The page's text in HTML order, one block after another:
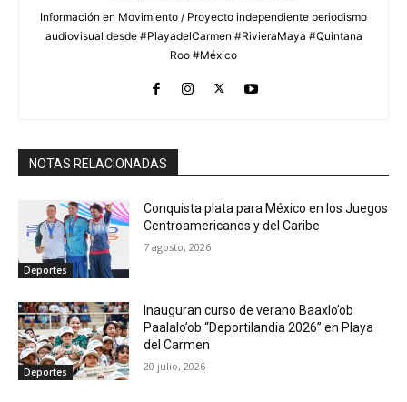
Información en Movimiento / Proyecto independiente periodismo
audiovisual desde #PlayadelCarmen #RivieraMaya #Quintana
Roo #México
NOTAS RELACIONADAS
Deportes
Conquista plata para México en los Juegos
Centroamericanos y del Caribe
7 agosto, 2026
Deportes
Inauguran curso de verano Baaxlo’ob
Paalalo’ob “Deportilandia 2026” en Playa
del Carmen
20 julio, 2026